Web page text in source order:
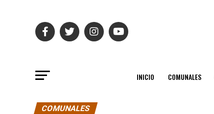
INICIO COMUNALES
COMUNALES